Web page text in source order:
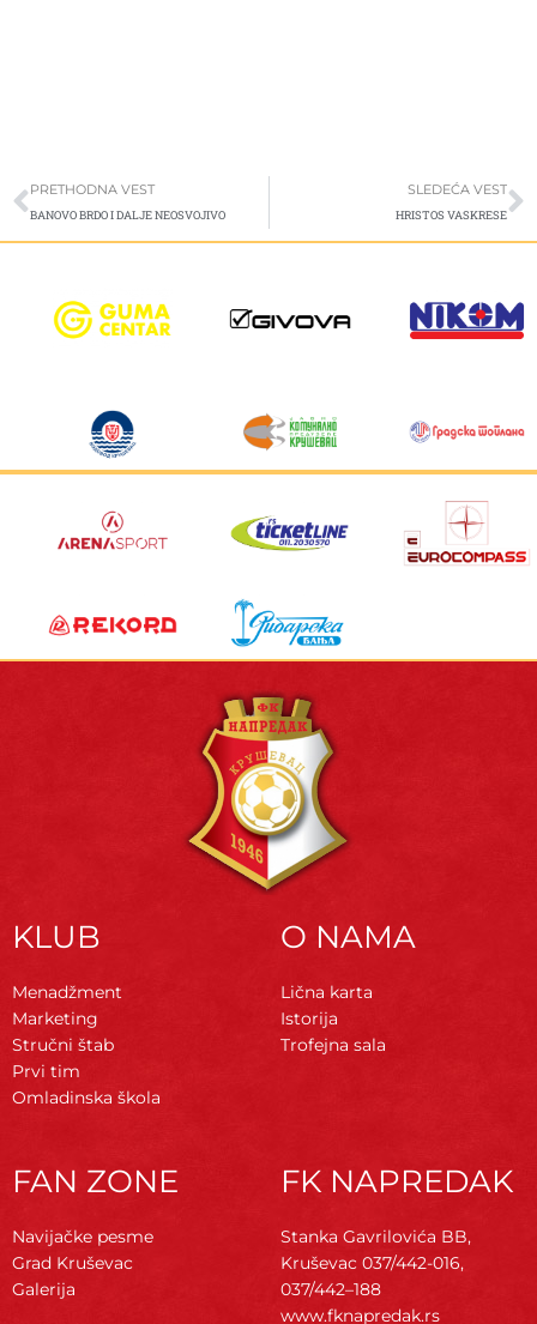
Prev
PRETHODNA VEST
BANOVO BRDO I DALJE NEOSVOJIVO
SLEDEĆA VEST
HRISTOS VASKRESE
KLUB
Menadžment
Marketing
Stručni štab
Prvi tim
Omladinska škola
O NAMA
Lična karta
Istorija
Trofejna sala
FAN ZONE
Navijačke pesme
Grad Kruševac
Galerija
FK NAPREDAK
Stanka Gavrilovića BB,
Kruševac 037/442-016,
037/442–188
www.fknapredak.rs